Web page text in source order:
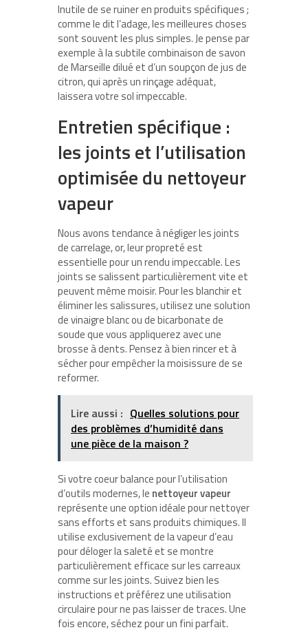
Inutile de se ruiner en produits spécifiques ;
comme le dit l’adage, les meilleures choses
sont souvent les plus simples. Je pense par
exemple à la subtile combinaison de savon
de Marseille dilué et d’un soupçon de jus de
citron, qui après un rinçage adéquat,
laissera votre sol impeccable.
Entretien spécifique :
les joints et l’utilisation
optimisée du nettoyeur
vapeur
Nous avons tendance à négliger les joints
de carrelage, or, leur propreté est
essentielle pour un rendu impeccable. Les
joints se salissent particulièrement vite et
peuvent même moisir. Pour les blanchir et
éliminer les salissures, utilisez une solution
de vinaigre blanc ou de bicarbonate de
soude que vous appliquerez avec une
brosse à dents. Pensez à bien rincer et à
sécher pour empêcher la moisissure de se
reformer.
Lire aussi : Quelles solutions pour
des problèmes d’humidité dans
une pièce de la maison ?
Si votre coeur balance pour l’utilisation
d’outils modernes, le nettoyeur vapeur
représente une option idéale pour nettoyer
sans efforts et sans produits chimiques. Il
utilise exclusivement de la vapeur d’eau
pour déloger la saleté et se montre
particulièrement efficace sur les carreaux
comme sur les joints. Suivez bien les
instructions et préférez une utilisation
circulaire pour ne pas laisser de traces. Une
fois encore, séchez pour un fini parfait.